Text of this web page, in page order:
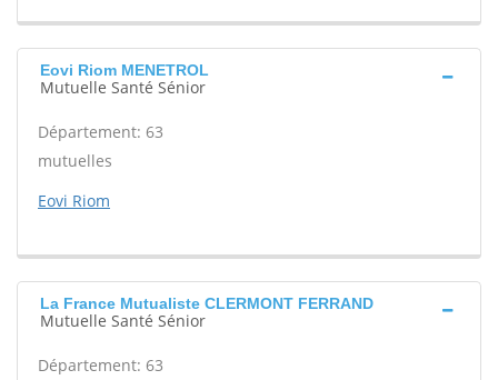
Eovi Riom MENETROL
Mutuelle Santé Sénior
Département: 63
mutuelles
Eovi Riom
La France Mutualiste CLERMONT FERRAND
Mutuelle Santé Sénior
Département: 63